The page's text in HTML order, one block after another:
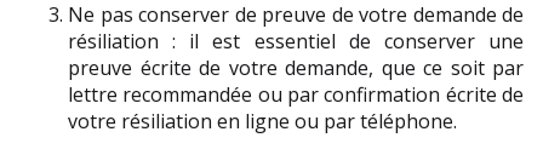
Ne pas conserver de preuve de votre demande de
résiliation : il est essentiel de conserver une
preuve écrite de votre demande, que ce soit par
lettre recommandée ou par confirmation écrite de
votre résiliation en ligne ou par téléphone.